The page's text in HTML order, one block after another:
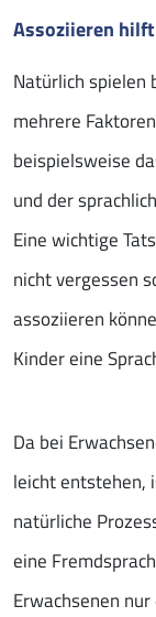
Assoziieren hilft
Natürlich spielen
mehrere
beispielsweise
und der
Eine wichtige
nicht vergessen
assoziieren
Kinder eine
Da bei
leicht entstehen,
natürliche
eine
Erwachsenen